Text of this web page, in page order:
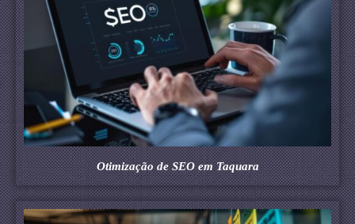
Otimização de SEO em Taquara